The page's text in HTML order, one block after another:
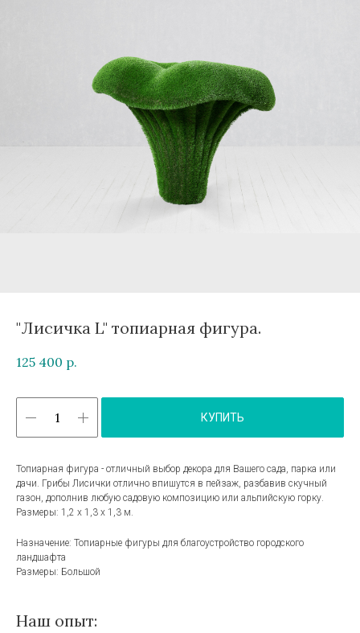
"Лисичка L" топиарная фигура.
125 400 р.
КУПИТЬ
Топиарная фигура - отличный выбор декора для Вашего сада, парка или
дачи. Грибы Лисички отлично впишутся в пейзаж, разбавив скучный
газон, дополнив любую садовую композицию или альпийскую горку.
Размеры: 1,2 х 1,3 х 1,3 м.
Назначение: Топиарные фигуры для благоустройство городского
ландшафта
Размеры: Большой
Наш опыт: